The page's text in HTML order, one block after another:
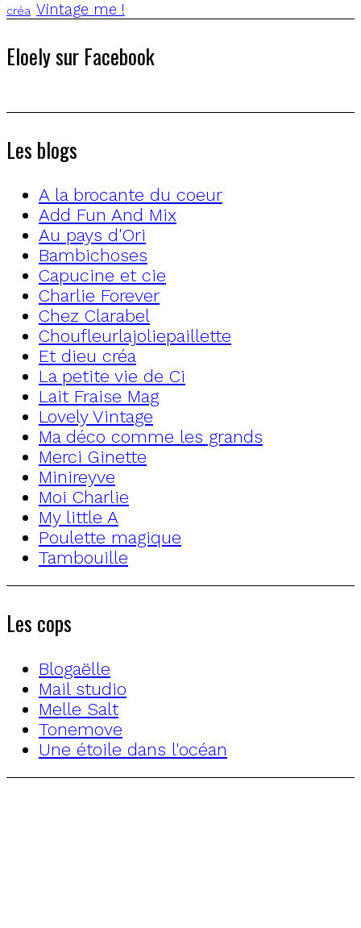
créa Vintage me !
Eloely sur Facebook
Les blogs
A la brocante du coeur
Add Fun And Mix
Au pays d'Ori
Bambichoses
Capucine et cie
Charlie Forever
Chez Clarabel
Choufleurlajoliepaillette
Et dieu créa
La petite vie de Ci
Lait Fraise Mag
Lovely Vintage
Ma déco comme les grands
Merci Ginette
Minireyve
Moi Charlie
My little A
Poulette magique
Tambouille
Les cops
Blogaëlle
Mail studio
Melle Salt
Tonemove
Une étoile dans l'océan